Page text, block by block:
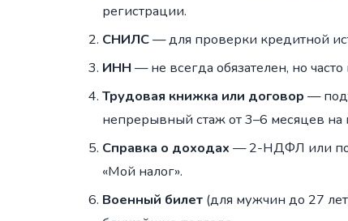
регистрации.
СНИЛС— для проверки кредитной
ИНН — не всегда обязателен, но часто
Трудовая книжка или договор —
непрерывный стаж от 3–6 месяцев на
Справка о доходах — 2-НДФЛ или по
«Мой налог».
Военный билет (для мужчин до 27